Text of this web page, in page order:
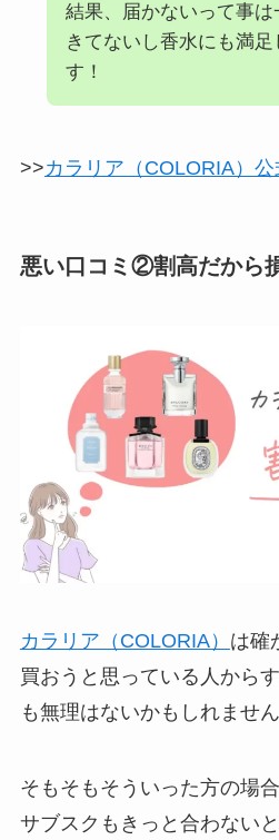
結果、届かないって事は
きてないし香水にも満足
す！
>>カラリア（COLORIA）
悪い口コミ②割高だから
カラリア（COLORIA） は確
買おうと思っている人から
も無理はないかもしれません
そもそもそういった方の場
サブスクもきっと合わないと